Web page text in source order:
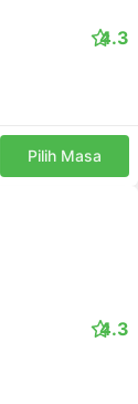
4.3
Pilih Masa
4.3